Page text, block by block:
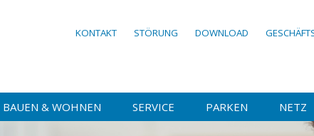
KONTAKT STÖRUNG DOWNLOAD
BAUEN & WOHNEN SERVICE PARKEN NETZ